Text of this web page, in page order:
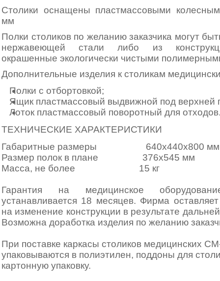
Столики оснащены пластмассовыми
мм
Полки столиков по желанию заказчика могут
нержавеющей стали либо из
окрашенные экологически чистыми
Дополнительные изделия к столикам
Полки с отбортовкой;
Ящик пластмассовый выдвижной под верхней
Лоток пластмассовый поворотный для
ТЕХНИЧЕСКИЕ ХАРАКТЕРИСТИКИ
Габаритные размеры 640х440х800 мм
Размер полок в плане 376х545 мм
Масса, не более 15 кг
Гарантия на медицинское
устанавливается 18 месяцев. Фирма
на изменение конструкции в результате
Возможна доработка изделия по желанию
При поставке каркасы столиков медицинских
упаковываются в полиэтилен, поддоны для
картонную упаковку.